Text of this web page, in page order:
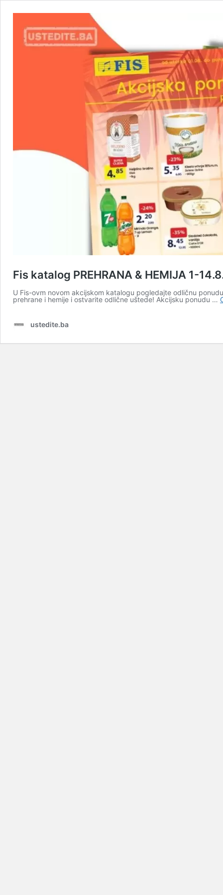
Fis katalog PREHRANA & HEMIJA 1-
U Fis-ovm novom akcijskom katalogu pogledajte odličnu
prehrane i hemije i ostvarite odlične uštede! Akcijsku ponudu …
ustedite.ba